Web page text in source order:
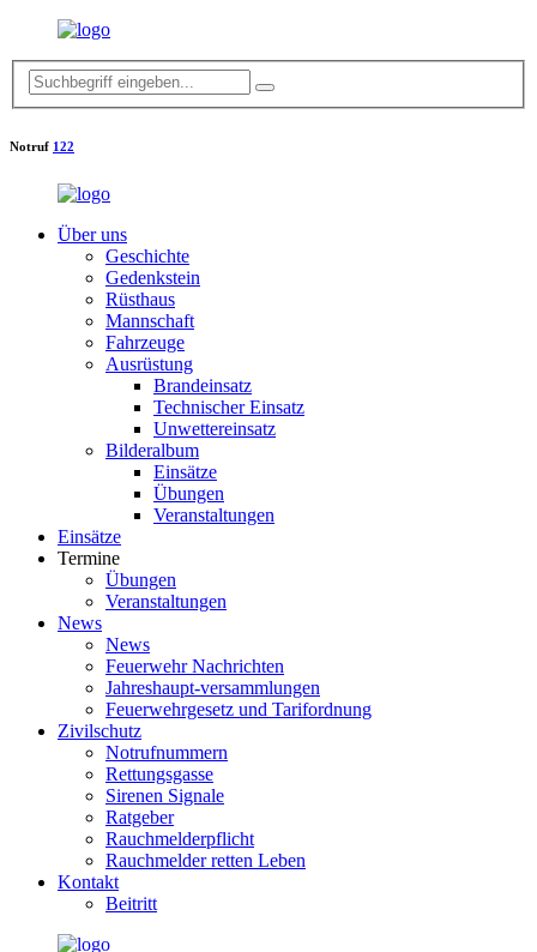
Notruf 122
Über uns
Geschichte
Gedenkstein
Rüsthaus
Mannschaft
Fahrzeuge
Ausrüstung
Brandeinsatz
Technischer Einsatz
Unwettereinsatz
Bilderalbum
Einsätze
Übungen
Veranstaltungen
Einsätze
Termine
Übungen
Veranstaltungen
News
News
Feuerwehr Nachrichten
Jahreshaupt-versammlungen
Feuerwehrgesetz und Tarifordnung
Zivilschutz
Notrufnummern
Rettungsgasse
Sirenen Signale
Ratgeber
Rauchmelderpflicht
Rauchmelder retten Leben
Kontakt
Beitritt